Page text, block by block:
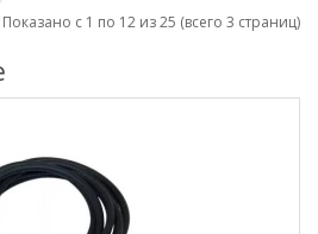
Показано с 1 по 12 из 25 (всего 3 страниц)